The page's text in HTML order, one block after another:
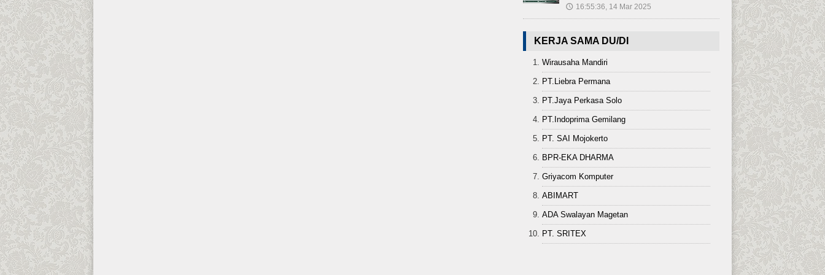
🕔 16:55:36, 14 Mar 2025
KERJA SAMA DU/DI
Wirausaha Mandiri
PT.Liebra Permana
PT.Jaya Perkasa Solo
PT.Indoprima Gemilang
PT. SAI Mojokerto
BPR-EKA DHARMA
Griyacom Komputer
ABIMART
ADA Swalayan Magetan
PT. SRITEX